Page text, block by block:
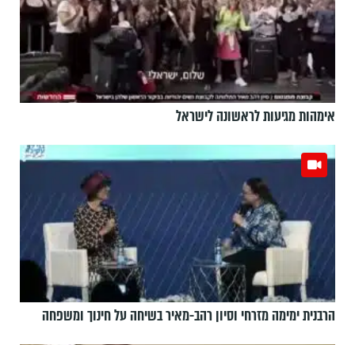
אימהות מגיעות לראשונה לישראל
הרבנית ימימה מזרחי וסיון רהב-מאיר בשיחה על חינוך ומשפחה